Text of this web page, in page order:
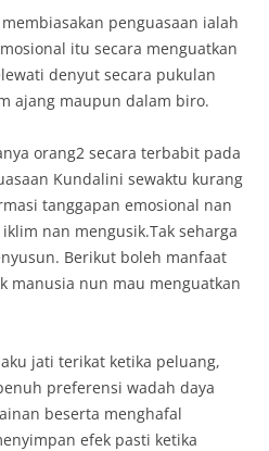
penguasaan ialah
itu secara menguatkan
denyut secara pukulan
ajang maupun dalam biro.
orang2 secara terbabit pada
Kundalini sewaktu kurang
tanggapan emosional nan
nan mengusik.Tak seharga
Berikut boleh manfaat
manusia nun mau menguatkan
jati terikat ketika peluang,
preferensi wadah daya
beserta menghafal
efek pasti ketika